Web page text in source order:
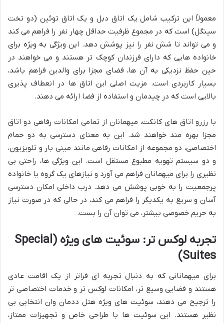
معمولاً این ترکیب شامل یک اتاق دبل و یک اتاق توئین (دو تخت
سینگل) است که در مجموع ظرفیت حداقل چهار نفر را فراهم می کند
و می تواند تا شش نفر را نیز پوشش دهد. این ویژگی به ویژه برای
خانواده هایی که دارای فرزندان کوچک تر هستند و می خواهند در
حین حفظ نزدیکی به آن ها، فضای مجزا برای والدین فراهم باشد،
بسیار کاربردی است. مزیت اصلی این اتاق ها در انعطاف پذیری
بالایی است که در چیدمان و استفاده از فضا ارائه می دهند.
با رزرو اتاق های کانکت، میهمانان از تمامی امکانات رفاهی دو اتاق
مجزا بهره مند خواهند شد. این به معنای دسترسی به دو حمام
اختصاصی، دو مجموعه از امکانات رفاهی مانند مینی بار و تلویزیون،
و دو سیستم تهویه مطبوع مستقل است. این ویژگی ها، راحتی بی
نظیری را برای میهمانان فراهم می آورد و نیازهای یک گروه یا خانواده
پرجمعیت را به خوبی پوشش می دهد. درب داخلی امکان دسترسی
آسان و سریع به یکدیگر را فراهم می کند، در حالی که در صورت نیاز
به حریم خصوصی بیشتر، می توان آن را بست.
تجربه لوکس تر: سوئیت های ویژه (Special
Suites)
برای میهمانانی که به دنبال تجربه ای فراتر از یک اقامت عادی
هستند و فضایی وسیع تر، امکانات لوکس تر و خدمات اختصاصی تر
را ترجیح می دهند، سوئیت های ویژه هتل ددمان وان انتخابی بی
نظیر هستند. این سوئیت ها با طراحی خاص و تجهیزات ممتاز،